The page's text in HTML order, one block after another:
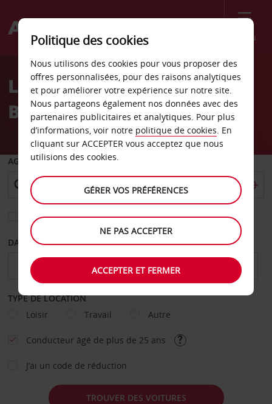
Menu
Welcome
AvisLocation de voiture
Boulogne-Billancourt
AGENCE DE DÉPART
Sélectionnez une autre agence de retour
DATE DE DÉPART DATE DE RETOUR
TYPE DE LOCATION
Loisir
Travail Autre
Conducteur âgé de plus de 25 ans
J’ai un code de réduction
TROUVER DES VOITURES
Politique des cookies
Nous utilisons des cookies pour vous proposer des
offres personnalisées, pour des raisons analytiques
et pour améliorer votre expérience sur notre site.
Nous partageons également nos données avec des
partenaires publicitaires et analytiques. Pour plus
d’informations, voir notre politique de cookies. En
cliquant sur ACCEPTER vous acceptez que nous
utilisions des cookies.
GÉRER VOS PRÉFÉRENCES
NE PAS ACCEPTER
ACCEPTER ET FERMER